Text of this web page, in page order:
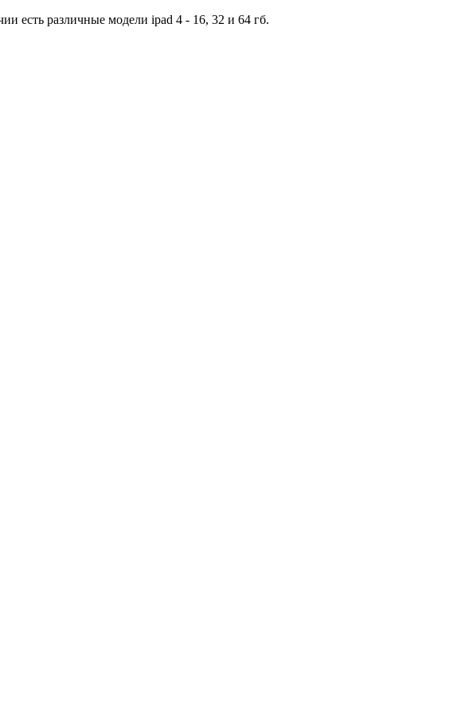
есть различные модели ipad 4 - 16, 32 и 64 гб.